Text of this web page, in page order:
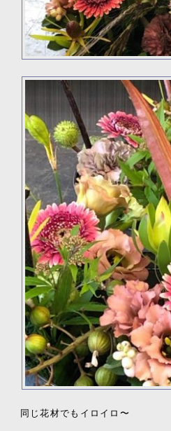
同じ花材でもイロイロ〜